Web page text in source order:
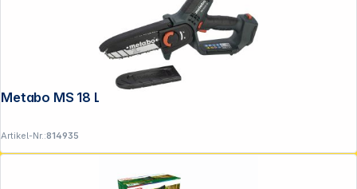
Metabo MS 18 LTX 15
Artikel-Nr.:814935